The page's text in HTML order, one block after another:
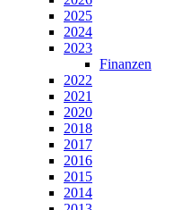
2025
2024
2023
Finanzen
2022
2021
2020
2018
2017
2016
2015
2014